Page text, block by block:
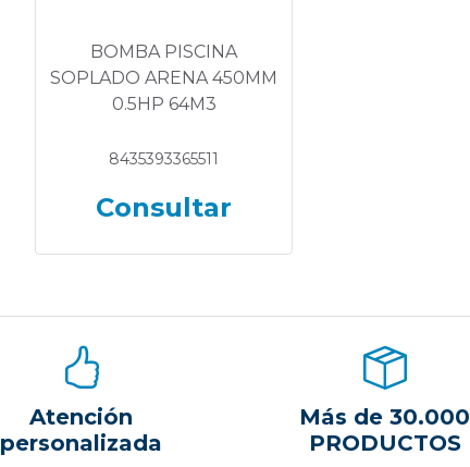
BOMBA PISCINA
SOPLADO ARENA 450MM
0.5HP 64M3
8435393365511
Consultar
Atención
personalizada
Más de 30.000
PRODUCTOS